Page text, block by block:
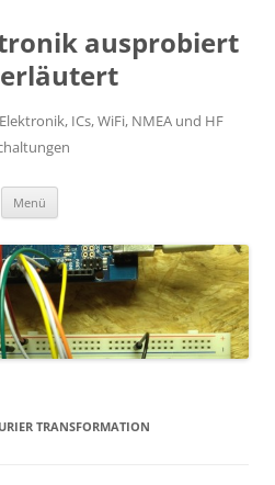
ausprobiert
ICs, WiFi, NMEA und HF
Menü
TRANSFORMATION